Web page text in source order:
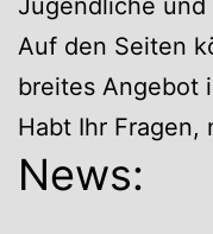
Auf den Seiten
breites Angebot
Habt Ihr Fragen,
News: